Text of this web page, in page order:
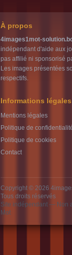
À propos
4images1mot-
indépendant d'aide aux
pas affilié ni sponsorisé
Les images présentées
respectifs.
Informations légales
Mentions légales
Politique de
Politique de cookies
Contact
Copyright © 2026
Tous droits réservés
Site indépendant — Non
Mot